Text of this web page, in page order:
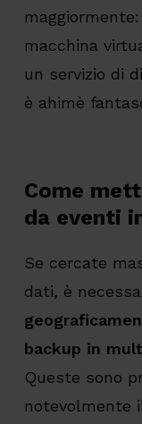
macchina
un servizio di
è ahimè
Come
da eventi
Se cercate
dati, è
backup in
Queste sono
notevolmente